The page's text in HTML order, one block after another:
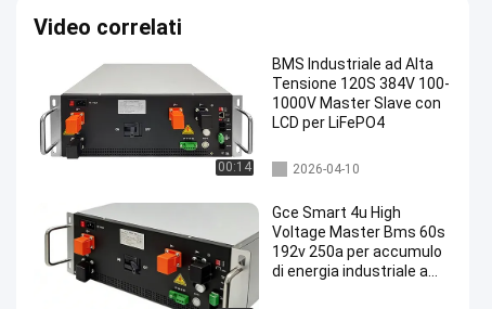
Video correlati
00:14
BMS Industriale ad Alta
Tensione 120S 384V 100-
1000V Master Slave con
LCD per LiFePO4
bms ad alta tensione
2026-04-10
Gce Smart 4u High
Voltage Master Bms 60s
192v 250a per accumulo
di energia industriale a